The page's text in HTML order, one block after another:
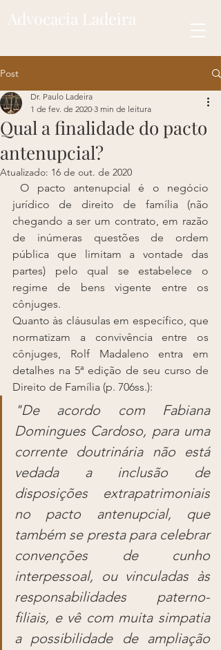
Advocacia Ladeira
Post
Qual a finalidade do pacto
antenupcial?
Dr. Paulo Ladeira
1 de fev. de 2020 3 min de leitura
Atualizado: 16 de out. de 2020
O pacto antenupcial é o negócio
jurídico de direito de família (não
chegando a ser um contrato, em razão
de inúmeras questões de ordem
pública que limitam a vontade das
partes) pelo qual se estabelece o
regime de bens vigente entre os
cônjuges.
Quanto às cláusulas em específico, que
normatizam a convivência entre os
cônjuges, Rolf Madaleno entra em
detalhes na 5ª edição de seu curso de
Direito de Família (p. 706ss.):
"De acordo com Fabiana
Domingues Cardoso, para uma
corrente doutrinária não está
vedada a inclusão de
disposições extrapatrimoniais
no pacto antenupcial, que
também se presta para celebrar
convenções de cunho
interpessoal, ou vinculadas às
responsabilidades paterno-
filiais, e vê com muita simpatia
a possibilidade de ampliação